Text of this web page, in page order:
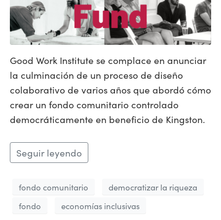
Good Work Institute se complace en anunciar
la culminación de un proceso de diseño
colaborativo de varios años que abordó cómo
crear un fondo comunitario controlado
democráticamente en beneficio de Kingston.
Seguir leyendo
fondo comunitario
democratizar la riqueza
fondo
economías inclusivas